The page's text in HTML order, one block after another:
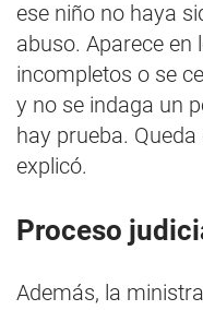
ese niño no haya
abuso. Aparece en
incompletos o se
y no se indaga un
hay prueba.
explicó.
Proceso
Además, la